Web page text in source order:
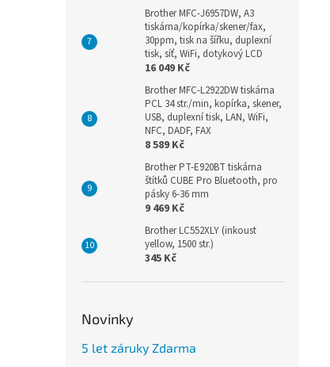
Brother MFC-J6957DW, A3
tiskárna/kopírka/skener/fax,
30ppm, tisk na šířku, duplexní
tisk, síť, WiFi, dotykový LCD
16 049 Kč
Brother MFC-L2922DW tiskárna
PCL 34 str./min, kopírka, skener,
USB, duplexní tisk, LAN, WiFi,
NFC, DADF, FAX
8 589 Kč
Brother PT-E920BT tiskárna
štítků CUBE Pro Bluetooth, pro
pásky 6-36 mm
9 469 Kč
Brother LC552XLY (inkoust
yellow, 1500 str.)
345 Kč
Novinky
5 let záruky Zdarma